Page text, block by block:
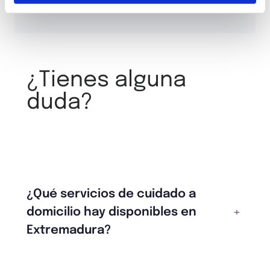
¿Tienes alguna
duda?
¿Qué servicios de cuidado a
domicilio hay disponibles en
Extremadura?